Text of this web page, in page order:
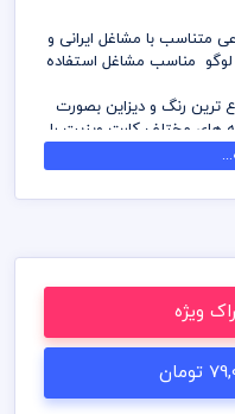
ویژه
متناسب با مشاغل ایرانی و
مناسب مشاغل استفاده
ترین رنگ و دیزاین بصورت
های مختلف کارت ویزیت را
که می توانید با خیالی راحت
طرح لایه باز دسترسی و
باز و با فرمت فتوشاپ می
فتوشاپ استفاده نمائید
در وب سایت میهن پی
کشور دریافت نمائید
صورت به صرفه می توانید از